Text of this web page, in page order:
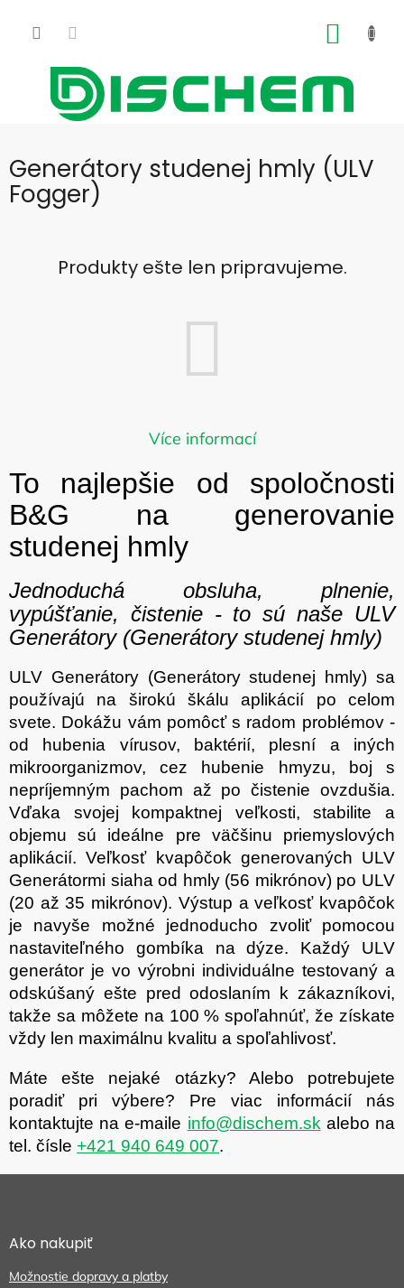
obsah
Generátory studenej hmly (ULV
Fogger)
Produkty ešte len pripravujeme.
Môžete sa ale pozrieť na ostatné
SPÄŤ DO OBCHODU
Více informací
To najlepšie od spoločnosti
B&G na generovanie
studenej hmly
Jednoduchá obsluha, plnenie,
vypúšťanie, čistenie - to sú naše ULV
Generátory (Generátory studenej hmly)
ULV Generátory (Generátory studenej hmly) sa
používajú na širokú škálu aplikácií po celom
svete. Dokážu vám pomôcť s radom problémov -
od hubenia vírusov, baktérií, plesní a iných
mikroorganizmov, cez hubenie hmyzu, boj s
nepríjemným pachom až po čistenie ovzdušia.
Vďaka svojej kompaktnej veľkosti, stabilite a
objemu sú ideálne pre väčšinu priemyslových
aplikácií. Veľkosť kvapôčok generovaných ULV
Generátormi siaha od hmly (56 mikrónov) po ULV
(20 až 35 mikrónov). Výstup a veľkosť kvapôčok
je navyše možné jednoducho zvoliť pomocou
nastaviteľného gombíka na dýze. Každý ULV
generátor je vo výrobni individuálne testovaný a
odskúšaný ešte pred odoslaním k zákazníkovi,
takže sa môžete na 100 % spoľahnúť, že získate
vždy len maximálnu kvalitu a spoľahlivosť.
Máte ešte nejaké otázky? Alebo potrebujete
poradiť pri výbere? Pre viac informácií nás
kontaktujte na e-maile info@dischem.sk alebo na
tel. čísle +421 940 649 007.
Z
äAko nakupiť
Možnostie dopravy a platby